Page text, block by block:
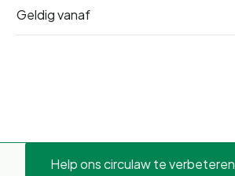
Geldig vanaf
Help ons circulaw te verbeteren